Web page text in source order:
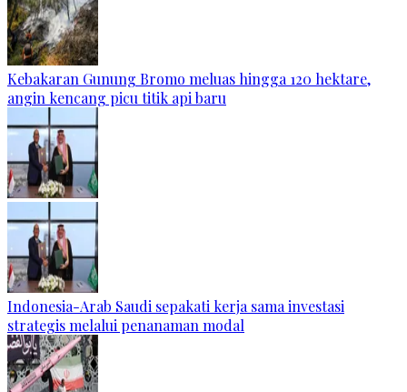
Kebakaran Gunung Bromo meluas hingga 120 hektare,
angin kencang picu titik api baru
Indonesia-Arab Saudi sepakati kerja sama investasi
strategis melalui penanaman modal